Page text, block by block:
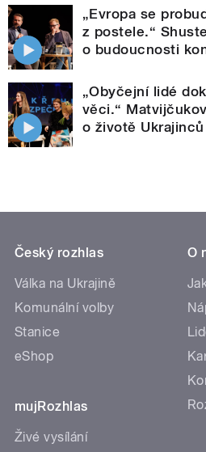
„Evropa se
z postele.“
o budoucnosti
„Obyčejní lidé
věci.“
o životě
Český rozhlas
Válka na Ukrajině
Komunální volby
Stanice
eShop
mujRozhlas
Živé vysílání
O